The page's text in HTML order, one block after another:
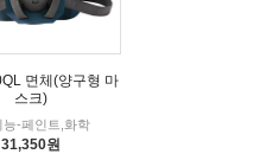
면체(양구형 마
스크)
능-페인트,화학
31,350원